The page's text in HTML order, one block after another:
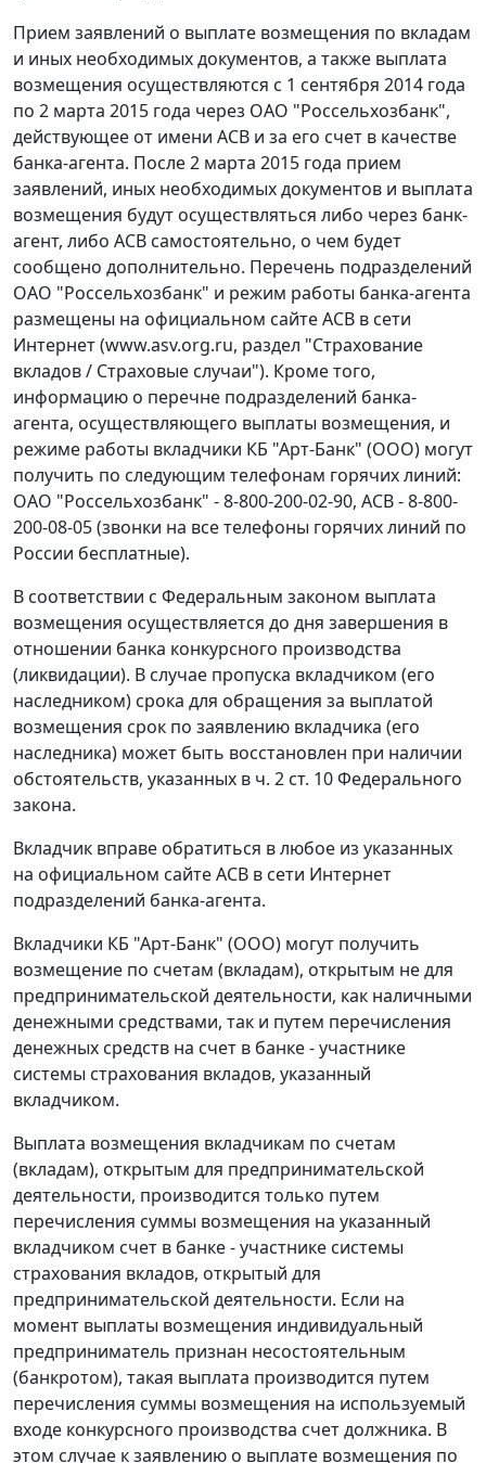
Прием заявлений о выплате возмещения по вкладам
и иных необходимых документов, а также выплата
возмещения осуществляются с 1 сентября 2014 года
по 2 марта 2015 года через ОАО "Россельхозбанк",
действующее от имени АСВ и за его счет в качестве
банка-агента. После 2 марта 2015 года прием
заявлений, иных необходимых документов и выплата
возмещения будут осуществляться либо через банк-
агент, либо АСВ самостоятельно, о чем будет
сообщено дополнительно. Перечень подразделений
ОАО "Россельхозбанк" и режим работы банка-агента
размещены на официальном сайте АСВ в сети
Интернет (www.asv.org.ru, раздел "Страхование
вкладов / Страховые случаи"). Кроме того,
информацию о перечне подразделений банка-
агента, осуществляющего выплаты возмещения, и
режиме работы вкладчики КБ "Арт-Банк" (ООО) могут
получить по следующим телефонам горячих линий:
ОАО "Россельхозбанк" - 8-800-200-02-90, АСВ - 8-800-
200-08-05 (звонки на все телефоны горячих линий по
России бесплатные).
В соответствии с Федеральным законом выплата
возмещения осуществляется до дня завершения в
отношении банка конкурсного производства
(ликвидации). В случае пропуска вкладчиком (его
наследником) срока для обращения за выплатой
возмещения срок по заявлению вкладчика (его
наследника) может быть восстановлен при наличии
обстоятельств, указанных в ч. 2 ст. 10 Федерального
закона.
Вкладчик вправе обратиться в любое из указанных
на официальном сайте АСВ в сети Интернет
подразделений банка-агента.
Вкладчики КБ "Арт-Банк" (ООО) могут получить
возмещение по счетам (вкладам), открытым не для
предпринимательской деятельности, как наличными
денежными средствами, так и путем перечисления
денежных средств на счет в банке - участнике
системы страхования вкладов, указанный
вкладчиком.
Выплата возмещения вкладчикам по счетам
(вкладам), открытым для предпринимательской
деятельности, производится только путем
перечисления суммы возмещения на указанный
вкладчиком счет в банке - участнике системы
страхования вкладов, открытый для
предпринимательской деятельности. Если на
момент выплаты возмещения индивидуальный
предприниматель признан несостоятельным
(банкротом), такая выплата производится путем
перечисления суммы возмещения на используемый
входе конкурсного производства счет должника. В
этом случае к заявлению о выплате возмещения по